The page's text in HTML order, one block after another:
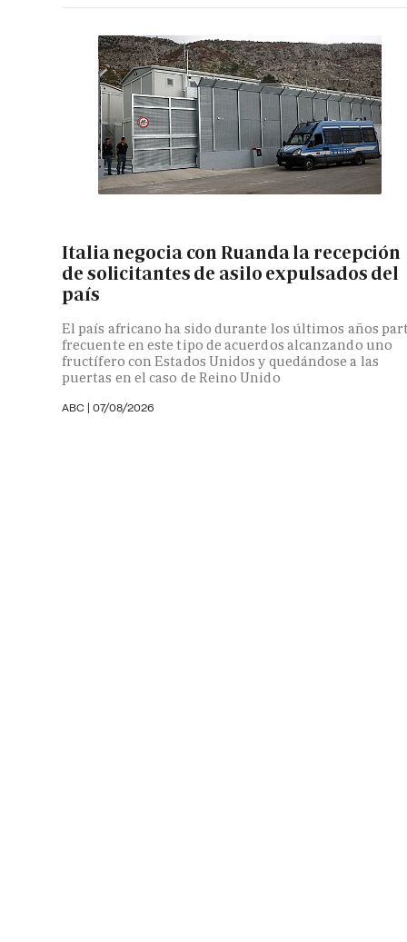
Italia negocia con Ruanda la recepción
de solicitantes de asilo expulsados del
país
El país africano ha sido durante los últimos años
frecuente en este tipo de acuerdos alcanzando uno
fructífero con Estados Unidos y quedándose a las
puertas en el caso de Reino Unido
ABC | 07/08/2026